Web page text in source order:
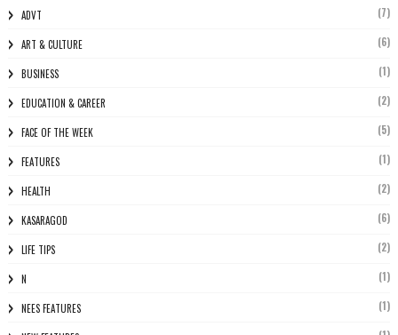
ADVT (7)
ART & CULTURE (6)
BUSINESS (1)
EDUCATION & CAREER (2)
FACE OF THE WEEK (5)
FEATURES (1)
HEALTH (2)
KASARAGOD (6)
LIFE TIPS (2)
N (1)
NEES FEATURES (1)